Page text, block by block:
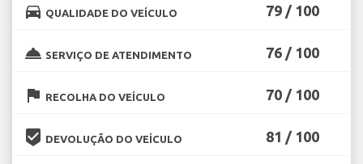
directions_car QUALIDADE DO VEÍCULO 79 / 100
room_service SERVIÇO DE ATENDIMENTO 76 / 100
flag RECOLHA DO VEÍCULO 70 / 100
beenhere DEVOLUÇÃO DO VEÍCULO 81 / 100